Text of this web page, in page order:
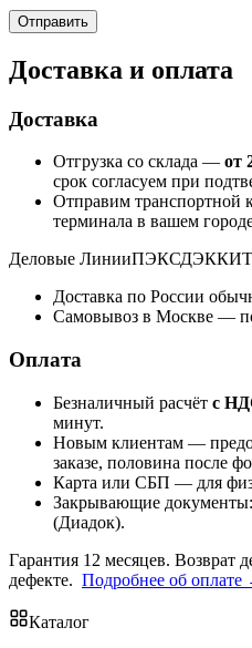
Доставка и оплата
Доставка
Отгрузка со склада — от
срок согласуем при
Отправим транспортной
терминала в вашем
Деловые ЛинииПЭКСДЭККИТ
Доставка по России
Самовывоз в Москве —
Оплата
Безналичный расчёт с
минут.
Новым клиентам —
заказе, половина после
Карта или СБП — для
Закрывающие
(Диадок).
Гарантия 12 месяцев. Возврат
дефекте. Подробнее об оплате
Каталог